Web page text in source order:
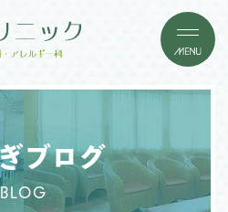
ブログ
BLOG